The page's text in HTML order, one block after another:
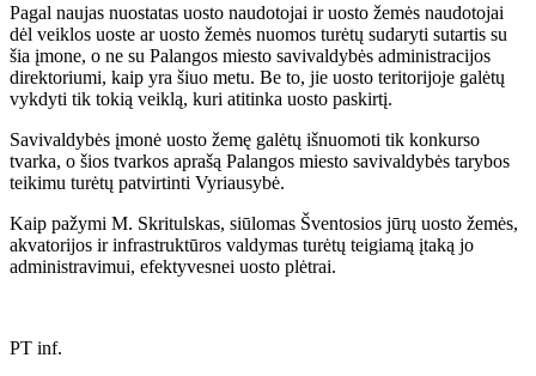
Pagal naujas nuostatas uosto naudotojai ir uosto žemės naudotojai
dėl veiklos uoste ar uosto žemės nuomos turėtų sudaryti sutartis su
šia įmone, o ne su Palangos miesto savivaldybės administracijos
direktoriumi, kaip yra šiuo metu. Be to, jie uosto teritorijoje galėtų
vykdyti tik tokią veiklą, kuri atitinka uosto paskirtį.
Savivaldybės įmonė uosto žemę galėtų išnuomoti tik konkurso
tvarka, o šios tvarkos aprašą Palangos miesto savivaldybės tarybos
teikimu turėtų patvirtinti Vyriausybė.
Kaip pažymi M. Skritulskas, siūlomas Šventosios jūrų uosto žemės,
akvatorijos ir infrastruktūros valdymas turėtų teigiamą įtaką jo
administravimui, efektyvesnei uosto plėtrai.
PT inf.